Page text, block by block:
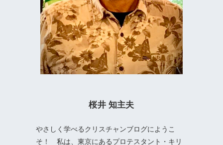
桜井 知主夫
やさしく学べるクリスチャンブログにようこ
そ！ 私は、東京にあるプロテスタント・キリ